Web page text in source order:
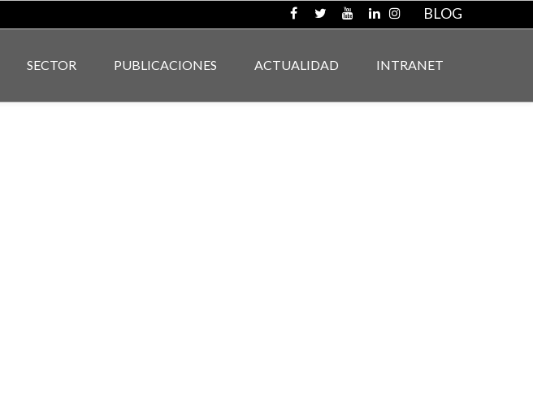
BLOG
SECTOR PUBLICACIONES ACTUALIDAD INTRANET